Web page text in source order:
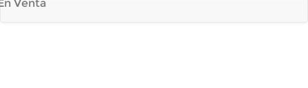
Venta